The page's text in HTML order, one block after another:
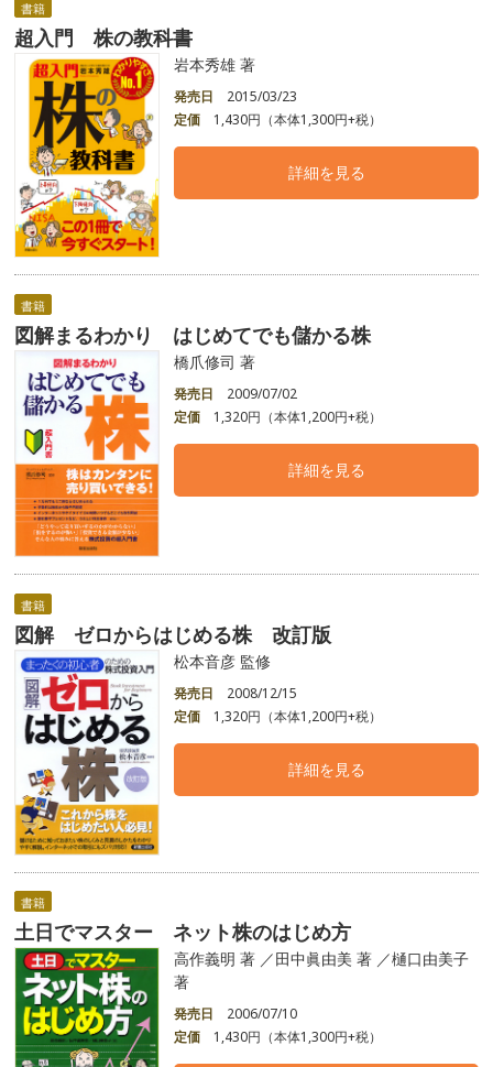
書籍
超入門 株の教科書
岩本秀雄 著
発売日
2015/03/23
定価
1,430円（本体1,300円+税）
詳細を見る
書籍
図解まるわかり はじめてでも儲かる株
橋爪修司 著
発売日
2009/07/02
定価
1,320円（本体1,200円+税）
詳細を見る
書籍
図解 ゼロからはじめる株 改訂版
松本音彦 監修
発売日
2008/12/15
定価
1,320円（本体1,200円+税）
詳細を見る
書籍
土日でマスター ネット株のはじめ方
高作義明 著 ／田中眞由美 著 ／樋口由美子
著
発売日
2006/07/10
定価
1,430円（本体1,300円+税）